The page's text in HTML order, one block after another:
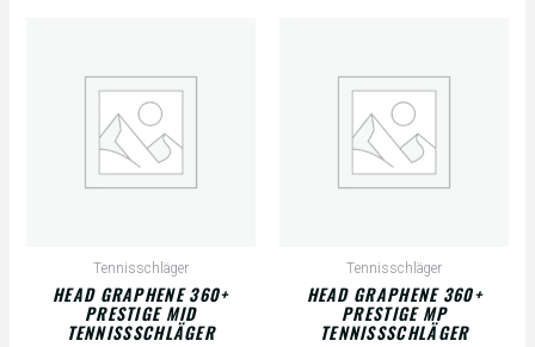
Tennisschläger
HEAD GRAPHENE 360+
PRESTIGE MID
TENNISSSCHLÄGER
Tennisschläger
HEAD GRAPHENE 360+
PRESTIGE MP
TENNISSSCHLÄGER